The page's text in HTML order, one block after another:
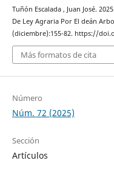
Tuñón Escalada , Juan José.
De Ley Agraria Por El deán
(diciembre):155-82. https://
Más formatos de cita
Número
Núm. 72 (2025)
Sección
Artículos